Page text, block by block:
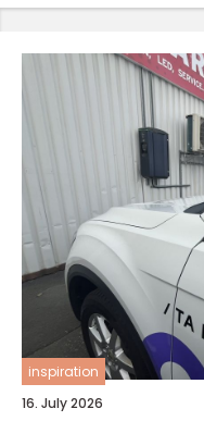
inspiration
16. July 2026